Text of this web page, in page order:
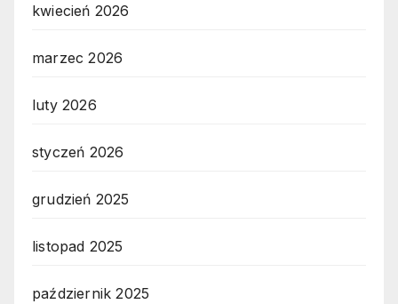
kwiecień 2026
marzec 2026
luty 2026
styczeń 2026
grudzień 2025
listopad 2025
październik 2025